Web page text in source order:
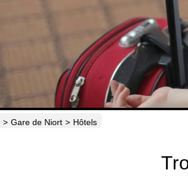
> Gare de Niort > Hôtels